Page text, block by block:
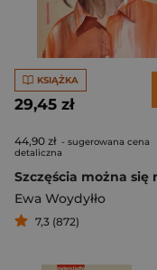
KSIĄŻKA
29,45 zł
44,90 zł - sugerowana cena
detaliczna
Ewa Woydyłło
7,3 (872)